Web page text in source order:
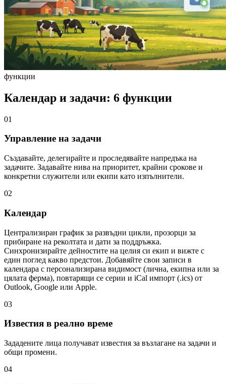
функции
Календар и задачи: 6 функции
01
Управление на задачи
Създавайте, делегирайте и проследявайте напредъка на
задачите. Задавайте нива на приоритет, крайни срокове и
конкретни служители или екипи като изпълнители.
02
Календар
Централизиран график за развъдни цикли, прозорци за
прибиране на реколтата и дати за поддръжка.
Синхронизирайте дейностите на целия си екип и вижте с
един поглед какво предстои. Добавяйте свои записи в
календара с персонализирана видимост (лична, екипна или за
цялата ферма), повтарящи се серии и iCal импорт (.ics) от
Outlook, Google или Apple.
03
Известия в реално време
Зададените лица получават известия за възлагане на задачи и
общи промени.
04